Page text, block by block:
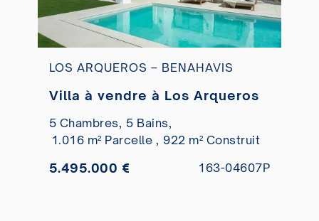
LOS ARQUEROS – BENAHAVIS
Villa à vendre à Los Arqueros
5 Chambres, 5 Bains,
1.016 m² Parcelle , 922 m² Construit
5.495.000 € 163-04607P